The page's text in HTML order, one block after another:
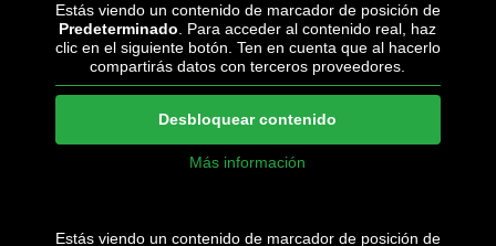
Estás viendo un contenido de marcador de posición de
Predeterminado. Para acceder al contenido real, haz
clic en el siguiente botón. Ten en cuenta que al hacerlo
compartirás datos con terceros proveedores.
Desbloquear contenido
Más información
Estás viendo un contenido de marcador de posición de